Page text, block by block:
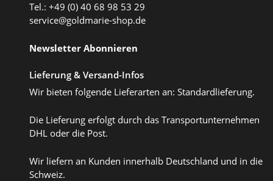
Tel.: +49 (0) 40 68 98 53 29
service@goldmarie-shop.de
Newsletter Abonnieren
Lieferung & Versand-Infos
Wir bieten folgende Lieferarten an: Standardlieferung.
Die Lieferung erfolgt durch das Transportunternehmen
DHL oder die Post.
Wir liefern an Kunden innerhalb Deutschland und in die
Schweiz.